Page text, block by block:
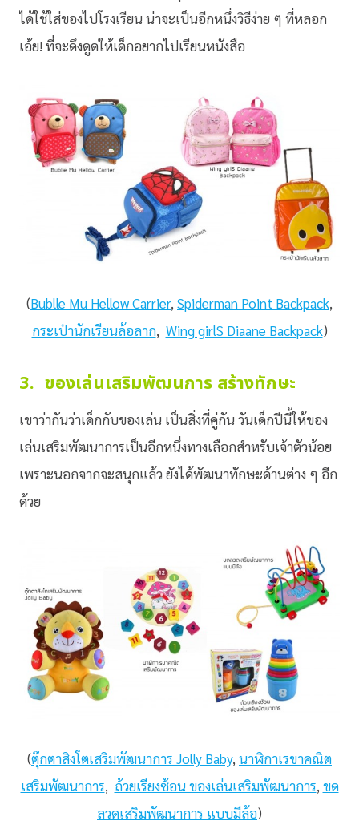
ได้ใช้ใส่ของไปโรงเรียน น่าจะเป็นอีกหนึ่งวิธีง่าย ๆ ที่หลอก
เอ้ย! ที่จะดึงดูดให้เด็กอยากไปเรียนหนังสือ
(Bublle Mu Hellow Carrier, Spiderman Point Backpack,
กระเป๋านักเรียนล้อลาก, Wing girlS Diaane Backpack)
3. ของเล่นเสริมพัฒนการ สร้างทักษะ
เขาว่ากันว่าเด็กกับของเล่น เป็นสิ่งที่คู่กัน วันเด็กปีนี้ให้ของ
เล่นเสริมพัฒนาการเป็นอีกหนึ่งทางเลือกสำหรับเจ้าตัวน้อย
เพราะนอกจากจะสนุกแล้ว ยังได้พัฒนาทักษะด้านต่าง ๆ อีก
ด้วย
(ตุ๊กตาสิงโตเสริมพัฒนาการ Jolly Baby, นาฬิกาเรขาคณิต
เสริมพัฒนาการ, ถ้วยเรียงซ้อน ของเล่นเสริมพัฒนาการ, ขด
ลวดเสริมพัฒนาการ แบบมีล้อ)